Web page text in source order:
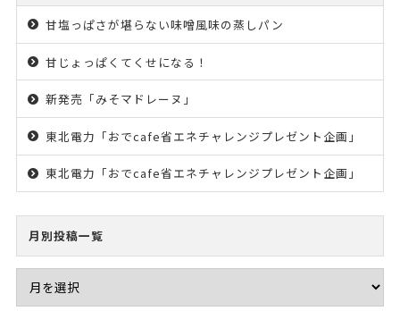
甘塩っぱさが堪らない味噌風味の蒸しパン
甘じょっぱくてくせになる！
新発売「みそマドレーヌ」
東北電力「おでcafe省エネチャレンジプレゼント企画」
東北電力「おでcafe省エネチャレンジプレゼント企画」
月別投稿一覧